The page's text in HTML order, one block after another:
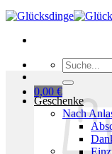
Suchen
nach:
0,00 €
Geschenke
Nach